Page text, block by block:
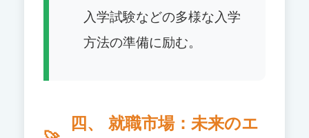
入学試験などの多様な入学
方法の準備に励む。
四、 就職市場：未来のエ